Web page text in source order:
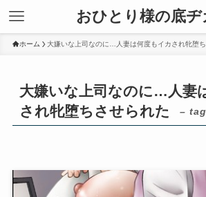
おひとり様の底ヂ
ホーム 大嫌いな上司なのに…人妻は何度もイカされ牝堕
大嫌いな上司なのに…人妻
され牝堕ちさせられた
–